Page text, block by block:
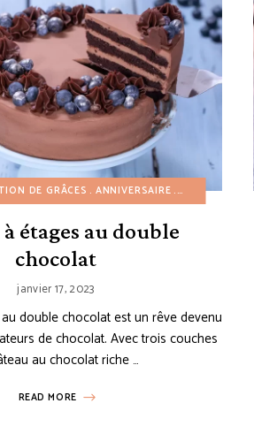
HIVER MUFFINS ET CUPCAKES PÂQUES
DE GRÂCES ANNIVERSAIRE AUTOMNE
étages au double
chocolat
janvier 17, 2023
double chocolat est un rêve devenu
de chocolat. Avec trois couches
au chocolat riche …
READ MORE